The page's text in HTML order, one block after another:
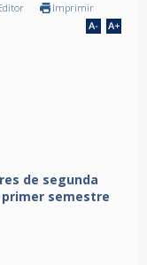
Imprimir
de segunda
semestre